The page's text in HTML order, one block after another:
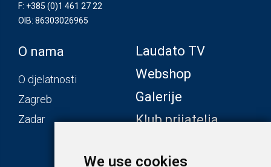
We use cookies
F: +385 (0)1 461 27 22
OIB: 86303026965
O nama
O djelatnosti
Zagreb
Zadar
Laudato TV
Webshop
Galerije
Klub prijatelja